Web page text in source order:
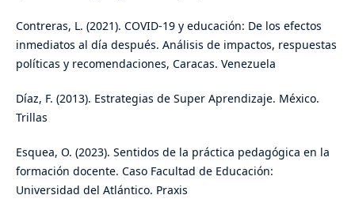
Contreras, L. (2021). COVID-19 y educación: De los efectos
inmediatos al día después. Análisis de impactos, respuestas
políticas y recomendaciones, Caracas. Venezuela
Díaz, F. (2013). Estrategias de Super Aprendizaje. México.
Trillas
Esquea, O. (2023). Sentidos de la práctica pedagógica en la
formación docente. Caso Facultad de Educación:
Universidad del Atlántico. Praxis